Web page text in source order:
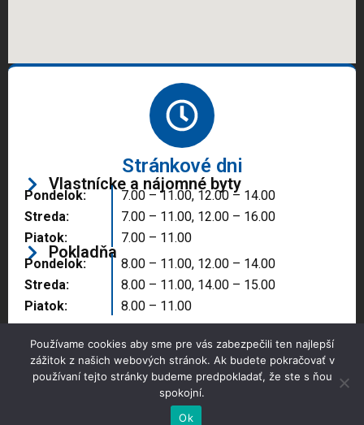
Stránkové dni
Vlastnícke a nájomné byty
Pondelok:
Streda:
Piatok:
7.00 – 11.00, 12.00 – 14.00
7.00 – 11.00, 12.00 – 16.00
7.00 – 11.00
Pokladňa
Pondelok:
Streda:
Piatok:
8.00 – 11.00, 12.00 – 14.00
8.00 – 11.00, 14.00 – 15.00
8.00 – 11.00
Copyright © 2025 Správa majetku mesta, n.o.,
Partizánske
Používame cookies aby sme pre vás zabezpečili ten najlepší
zážitok z našich webových stránok. Ak budete pokračovať v
používaní tejto stránky budeme predpokladať, že ste s ňou
spokojní.
Ok